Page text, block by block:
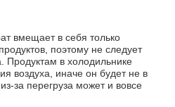
вмещает в себя только
поэтому не следует
Продуктам в холодильнике
воздуха, иначе он будет не в
за перегруза может и вовсе